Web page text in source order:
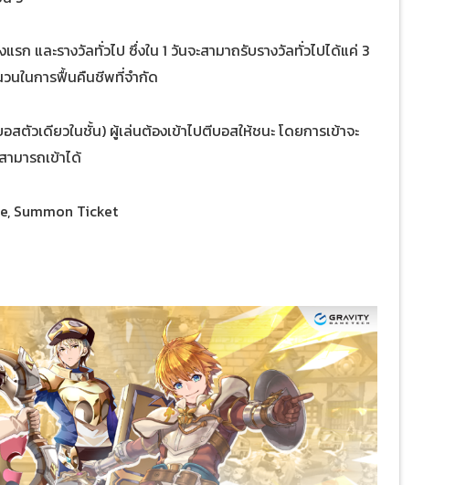
รก และรางวัลทั่วไป ซึ่งใน 1 วันจะสามาถรับรางวัลทั่วไปได้แค่ 3
นในการฟื้นคืนชีพที่จำกัด
ตัวเดียวในชั้น) ผู้เล่นต้องเข้าไปตีบอสให้ชนะ โดยการเข้าจะ
มารถเข้าได้
Summon Ticket